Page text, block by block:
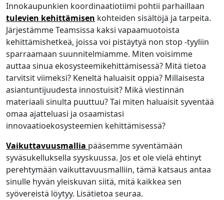
Innokaupunkien koordinaatiotiimi pohtii parhaillaan
tulevien kehittämisen kohteiden sisältöjä ja tarpeita.
Järjestämme Teamsissa kaksi vapaamuotoista
kehittämishetkeä, joissa voi pistäytyä non stop -tyyliin
sparraamaan suunnitelmiamme. Miten voisimme
auttaa sinua ekosysteemikehittämisessä? Mitä tietoa
tarvitsit viimeksi? Keneltä haluaisit oppia? Millaisesta
asiantuntijuudesta innostuisit? Mikä viestinnän
materiaali sinulta puuttuu? Tai miten haluaisit syventää
omaa ajatteluasi ja osaamistasi
innovaatioekosysteemien kehittämisessä?
Vaikuttavuusmallia pääsemme syventämään
syväsukelluksella syyskuussa. Jos et ole vielä ehtinyt
perehtymään vaikuttavuusmalliin, tämä katsaus antaa
sinulle hyvän yleiskuvan siitä, mitä kaikkea sen
syövereistä löytyy. Lisätietoa seuraa.